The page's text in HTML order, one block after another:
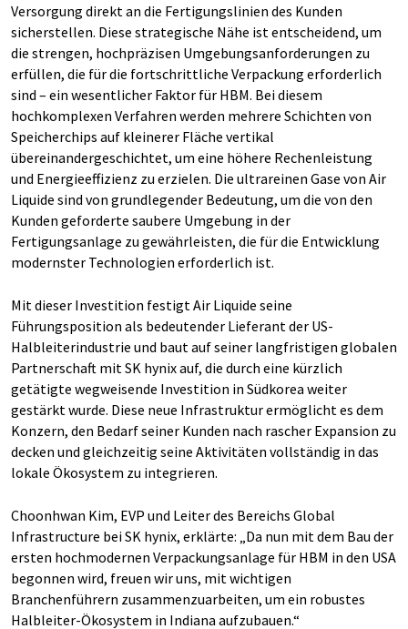
Versorgung direkt an die Fertigungslinien des Kunden
sicherstellen. Diese strategische Nähe ist entscheidend, um
die strengen, hochpräzisen Umgebungsanforderungen zu
erfüllen, die für die fortschrittliche Verpackung erforderlich
sind – ein wesentlicher Faktor für HBM. Bei diesem
hochkomplexen Verfahren werden mehrere Schichten von
Speicherchips auf kleinerer Fläche vertikal
übereinandergeschichtet, um eine höhere Rechenleistung
und Energieeffizienz zu erzielen. Die ultrareinen Gase von Air
Liquide sind von grundlegender Bedeutung, um die von den
Kunden geforderte saubere Umgebung in der
Fertigungsanlage zu gewährleisten, die für die Entwicklung
modernster Technologien erforderlich ist.
Mit dieser Investition festigt Air Liquide seine
Führungsposition als bedeutender Lieferant der US-
Halbleiterindustrie und baut auf seiner langfristigen globalen
Partnerschaft mit SK hynix auf, die durch eine kürzlich
getätigte wegweisende Investition in Südkorea weiter
gestärkt wurde. Diese neue Infrastruktur ermöglicht es dem
Konzern, den Bedarf seiner Kunden nach rascher Expansion zu
decken und gleichzeitig seine Aktivitäten vollständig in das
lokale Ökosystem zu integrieren.
Choonhwan Kim, EVP und Leiter des Bereichs Global
Infrastructure bei SK hynix, erklärte: „Da nun mit dem Bau der
ersten hochmodernen Verpackungsanlage für HBM in den USA
begonnen wird, freuen wir uns, mit wichtigen
Branchenführern zusammenzuarbeiten, um ein robustes
Halbleiter-Ökosystem in Indiana aufzubauen.“